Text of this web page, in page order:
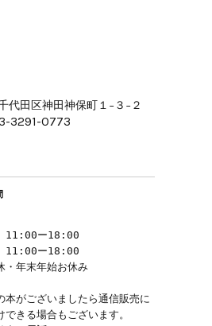
代田区神田神保町１−３−２
3291-0773
】11:00ー18:00
】11:00ー18:00
・年末年始お休み
本がございましたら通信販売に
できる場合もございます。